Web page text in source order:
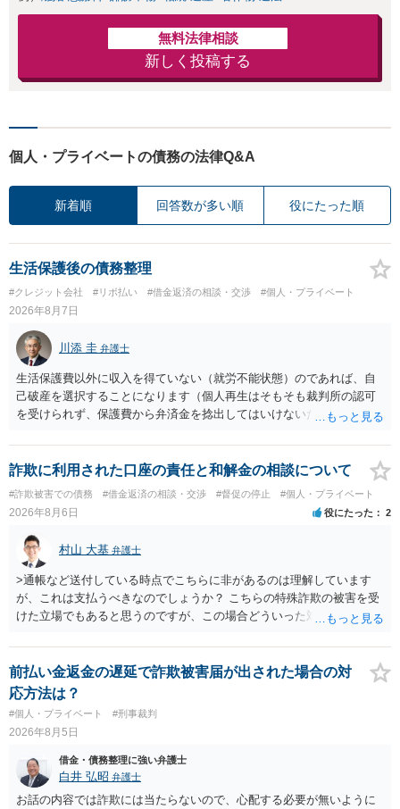
無料法律相談
新しく投稿する
個人・プライベートの債務の法律Q&A
新着順 回答数が多い順 役にたった順
生活保護後の債務整理
#クレジット会社 #リボ払い #借金返済の相談・交渉 #個人・プライベート
2026年8月7日
川添 圭 弁護士
生活保護費以外に収入を得ていない（就労不能状態）のであれば、自
己破産を選択することになります（個人再生はそもそも裁判所の認可
を受けられず、保護費から弁済金を捻出してはいけないため任意整理
士費用は法テラスが負担し、裁判所の予納金等も法テラスが援助して
くれるため、弁護士へ自己破産を任せれば解決します。
詐欺に利用された口座の責任と和解金の相談について
#詐欺被害での債務 #借金返済の相談・交渉 #督促の停止 #個人・プライベート
2026年8月6日 役にたった 2
村山 大基 弁護士
>通帳など送付している時点でこちらに非があるのは理解しています
が、これは支払うべきなのでしょうか？ こちらの特殊詐欺の被害を受
けた立場でもあると思うのですが、この場合どういった対処が必要で
がいいとは思います。 そもそも、特殊詐欺関係なく旦那さんの行為
は法に触れる可能性もあります。 ＞100万を支払わず穏便に和解する
ことは可能でしょうか？ →一般的には難しいです。相談者さんも１０
０万円の被害を受けたとして、１円も払わないで和解したいと言われ
たら、 できるだけ重い刑罰を与えて欲しい、と思われるのではない
でしょうか。 ＞弁護士さんに入ってもらうことで支払額が下がること
はありますか？ そこはあり得ます、ただ、弁護士費用かけるならその
分賠償に回すことも考えられるので、 兼ね合いは考えてみましょう。
前払い金返金の遅延で詐欺被害届が出された場合の対
応方法は？
#個人・プライベート #刑事裁判
2026年8月5日
借金・債務整理に強い弁護士
白井 弘昭 弁護士
お話の内容では詐欺には当たらないので、心配する必要が無いように